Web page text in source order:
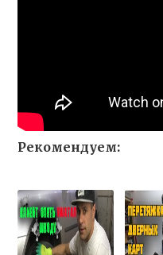
Рекомендуем: